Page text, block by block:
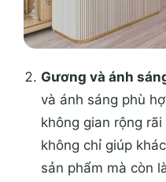
Gương và ánh
và ánh sáng phù
không gian rộng
không chỉ giúp
sản phẩm mà còn